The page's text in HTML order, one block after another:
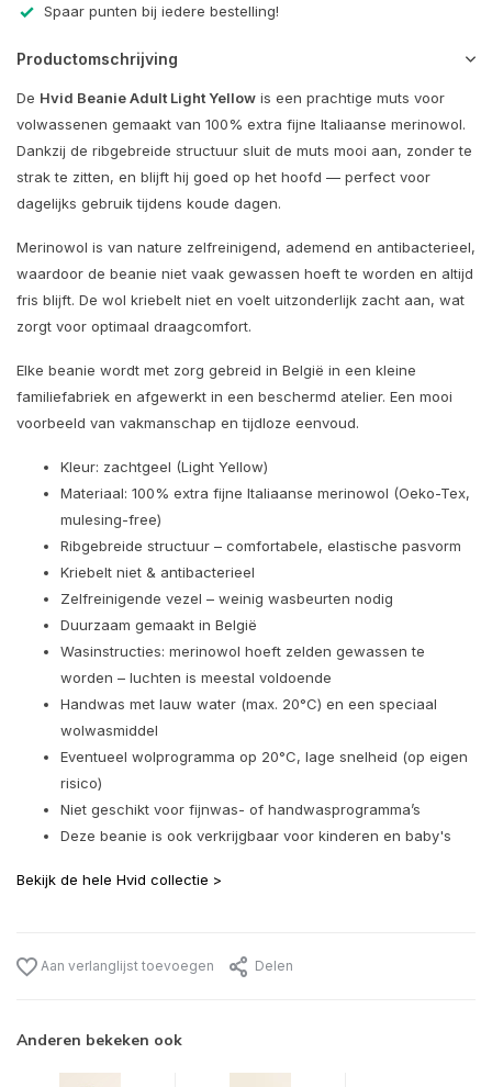
Spaar punten bij iedere bestelling!
Productomschrijving
De Hvid Beanie Adult Light Yellow is een prachtige muts voor
volwassenen gemaakt van 100% extra fijne Italiaanse merinowol.
Dankzij de ribgebreide structuur sluit de muts mooi aan, zonder te
strak te zitten, en blijft hij goed op het hoofd — perfect voor
dagelijks gebruik tijdens koude dagen.
Merinowol is van nature zelfreinigend, ademend en antibacterieel,
waardoor de beanie niet vaak gewassen hoeft te worden en altijd
fris blijft. De wol kriebelt niet en voelt uitzonderlijk zacht aan, wat
zorgt voor optimaal draagcomfort.
Elke beanie wordt met zorg gebreid in België in een kleine
familiefabriek en afgewerkt in een beschermd atelier. Een mooi
voorbeeld van vakmanschap en tijdloze eenvoud.
Kleur: zachtgeel (Light Yellow)
Materiaal: 100% extra fijne Italiaanse merinowol (Oeko-Tex,
mulesing-free)
Ribgebreide structuur – comfortabele, elastische pasvorm
Kriebelt niet & antibacterieel
Zelfreinigende vezel – weinig wasbeurten nodig
Duurzaam gemaakt in België
Wasinstructies: merinowol hoeft zelden gewassen te
worden – luchten is meestal voldoende
Handwas met lauw water (max. 20°C) en een speciaal
wolwasmiddel
Eventueel wolprogramma op 20°C, lage snelheid (op eigen
risico)
Niet geschikt voor fijnwas- of handwasprogramma’s
Deze beanie is ook verkrijgbaar voor kinderen en baby's
Bekijk de hele Hvid collectie >
Aan verlanglijst toevoegen Delen
Anderen bekeken ook